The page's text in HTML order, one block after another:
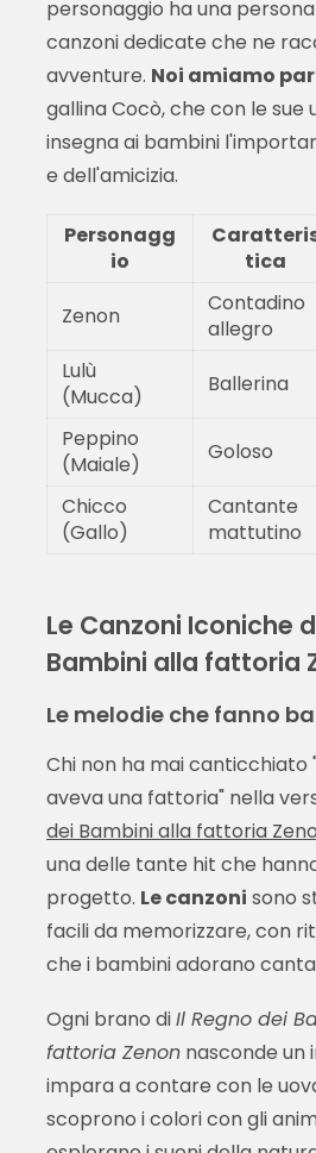
personaggio ha una
canzoni dedicate che ne
avventure. Noi amiamo
gallina Cocò, che con le sue
insegna ai bambini
e dell'amicizia.
Personagg
io
tica
Zenon
Contadino
allegro
Lulù
(Mucca)
Ballerina
Peppino
(Maiale)
Goloso
Chicco
(Gallo)
Cantante
mattutino
Le Canzoni Iconiche
Bambini alla fattoria
Le melodie che fanno
Chi non ha mai canticchiato
aveva una fattoria" nella
dei Bambini alla fattoria
una delle tante hit che
progetto. Le canzoni sono
facili da memorizzare, con
che i bambini adorano
Ogni brano diIl Regno dei
fattoria Zenonnasconde un
impara a contare con le
scoprono i colori con gli